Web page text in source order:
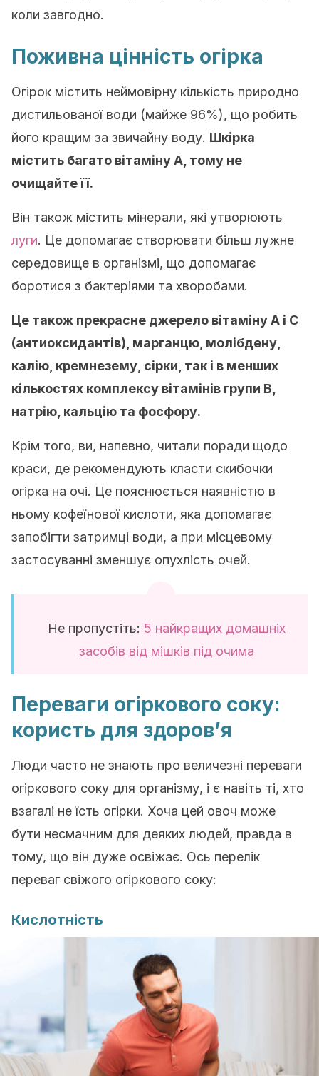
коли завгодно.
Поживна цінність огірка
Огірок містить неймовірну кількість природно
дистильованої води (майже 96%), що робить
його кращим за звичайну воду. Шкірка
містить багато вітаміну А, тому не
очищайте її.
Він також містить мінерали, які утворюють
луги. Це допомагає створювати більш лужне
середовище в організмі, що допомагає
боротися з бактеріями та хворобами.
Це також прекрасне джерело вітаміну А і С
(антиоксидантів), марганцю, молібдену,
калію, кремнезему, сірки, так і в менших
кількостях комплексу вітамінів групи В,
натрію, кальцію та фосфору.
Крім того, ви, напевно, читали поради щодо
краси, де рекомендують класти скибочки
огірка на очі. Це пояснюється наявністю в
ньому кофеїнової кислоти, яка допомагає
запобігти затримці води, а при місцевому
застосуванні зменшує опухлість очей.
Не пропустіть: 5 найкращих домашніх
засобів від мішків під очима
Переваги огіркового соку:
користь для здоров’я
Люди часто не знають про величезні переваги
огіркового соку для організму, і є навіть ті, хто
взагалі не їсть огірки. Хоча цей овоч може
бути несмачним для деяких людей, правда в
тому, що він дуже освіжає. Ось перелік
переваг свіжого огіркового соку:
Кислотність